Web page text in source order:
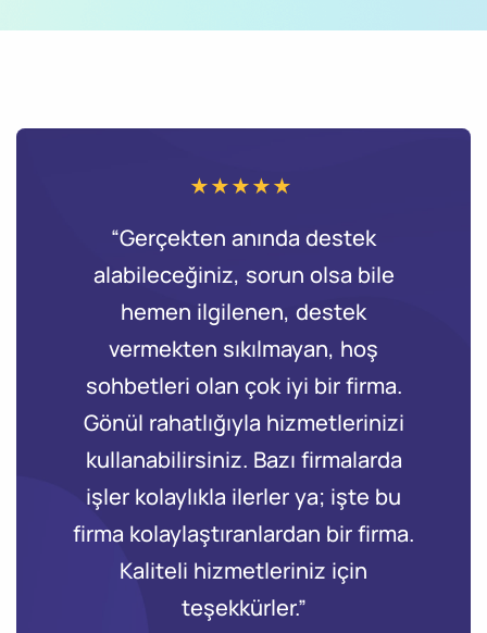
“Gerçekten anında destek
alabileceğiniz, sorun olsa bile
hemen ilgilenen, destek
vermekten sıkılmayan, hoş
sohbetleri olan çok iyi bir firma.
Gönül rahatlığıyla hizmetlerinizi
kullanabilirsiniz. Bazı firmalarda
işler kolaylıkla ilerler ya; işte bu
firma kolaylaştıranlardan bir firma.
Kaliteli hizmetleriniz için
teşekkürler.”